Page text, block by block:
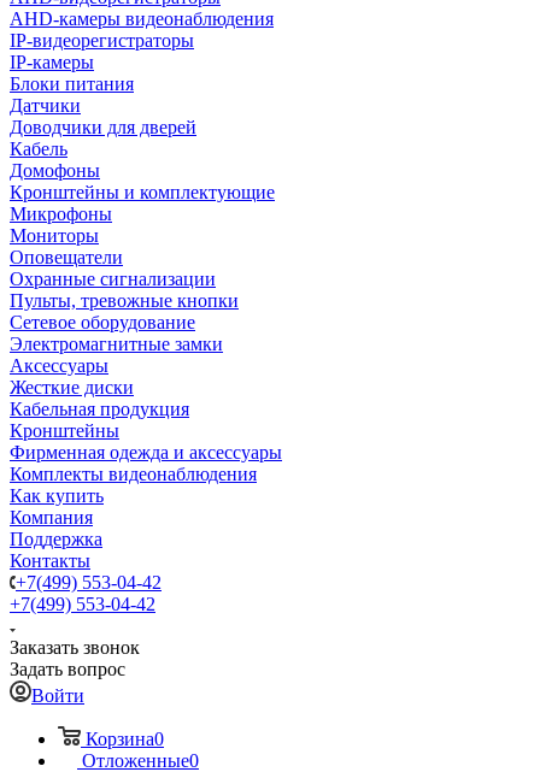
AHD-камеры видеонаблюдения
IP-видеорегистраторы
IP-камеры
Блоки питания
Датчики
Доводчики для дверей
Кабель
Домофоны
Кронштейны и комплектующие
Микрофоны
Мониторы
Оповещатели
Охранные сигнализации
Пульты, тревожные кнопки
Сетевое оборудование
Электромагнитные замки
Аксессуары
Жесткие диски
Кабельная продукция
Кронштейны
Фирменная одежда и аксессуары
Комплекты видеонаблюдения
Как купить
Компания
Поддержка
Контакты
+7(499) 553-04-42
+7(499) 553-04-42
Заказать звонок
Задать вопрос
Войти
Корзина0
Отложенные0